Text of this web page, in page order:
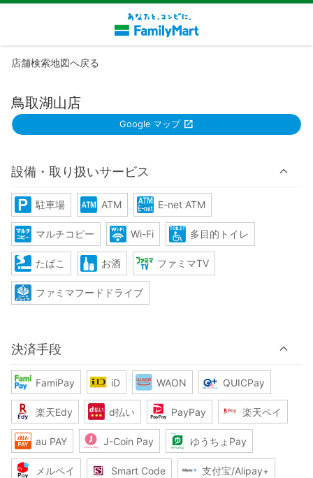
店舗検索地図へ戻る
鳥取湖山店
Google マップ
設備・取り扱いサービス
駐車場 ATM E-net ATM
マルチコピー Wi-Fi 多目的トイレ
たばこ お酒 ファミマTV
ファミマフードドライブ
決済手段
FamiPay iD WAON QUICPay
楽天Edy d払い PayPay 楽天ペイ
au PAY J-Coin Pay ゆうちょPay
メルペイ Smart Code 支付宝/Alipay+